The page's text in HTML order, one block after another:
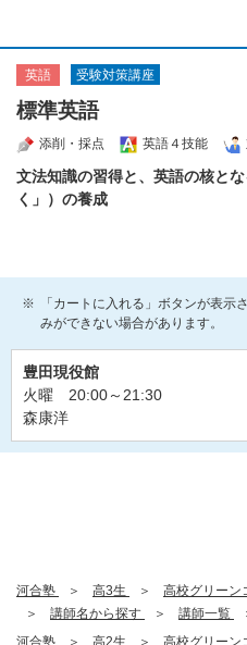
英語 受験対策講座
標準英語
添削・採点 英語４技能
文法知識の習得と、英語の核と
く」）の養成
「カートに入れる」ボタンが表示
みができない場合があります。
豊田現役館
火曜 20:00～21:30
森康洋
河合塾 高3生 高校グリーン
講師名から探す
講師一覧